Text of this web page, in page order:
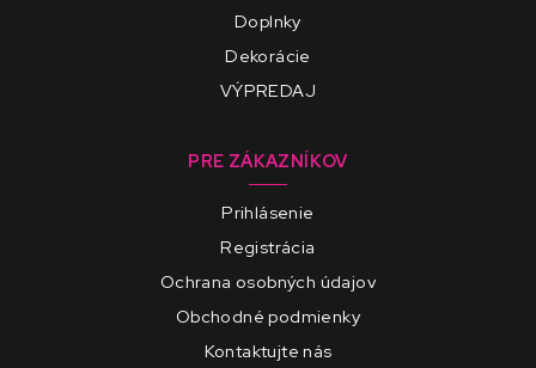
Doplnky
Dekorácie
VÝPREDAJ
PRE ZÁKAZNÍKOV
Prihlásenie
Registrácia
Ochrana osobných údajov
Obchodné podmienky
Kontaktujte nás